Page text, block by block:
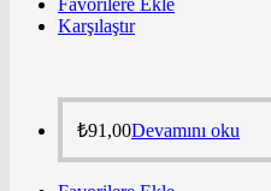
Favorilere Ekle
Karşılaştır
₺91,00Devamını oku